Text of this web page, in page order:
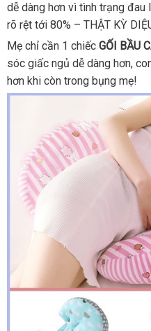
dễ dàng hơn vì tình trạng
rõ rệt tới 80% – THẬT KỲ
Mẹ chỉ cần 1 chiếc GỐI BẦU
sóc giấc ngủ dễ dàng hơn,
hơn khi còn trong bụng mẹ!